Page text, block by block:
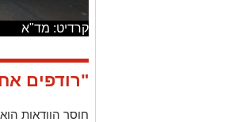
קרדיט: מד"א
"רודפים
חוסר הוודאות